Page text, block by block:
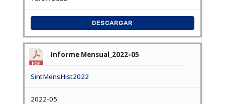
DESCARGAR
Informe Mensual_2022-05
SintMensHist2022
2022-05